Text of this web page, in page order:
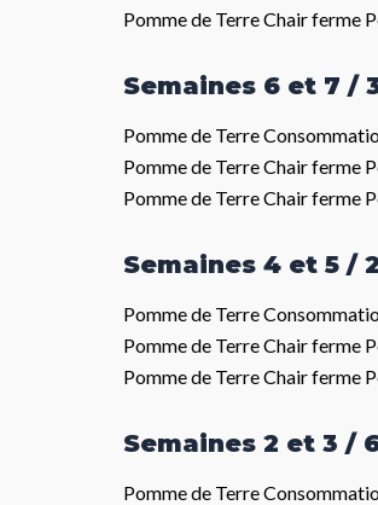
Pomme de Terre Chair ferme
Semaines 6 et 7 /
Pomme de Terre
Pomme de Terre Chair ferme
Pomme de Terre Chair ferme
Semaines 4 et 5 /
Pomme de Terre
Pomme de Terre Chair ferme
Pomme de Terre Chair ferme
Semaines 2 et 3 /
Pomme de Terre